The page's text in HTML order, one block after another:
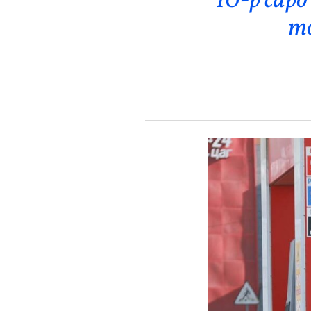
Энтертайнмент
Эрэн Сурвалжилга